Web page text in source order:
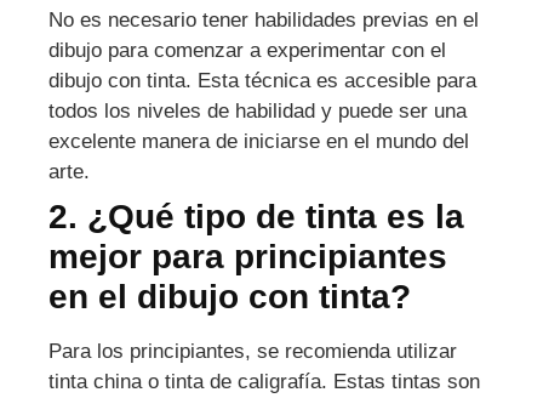
No es necesario tener habilidades previas en el
dibujo para comenzar a experimentar con el
dibujo con tinta. Esta técnica es accesible para
todos los niveles de habilidad y puede ser una
excelente manera de iniciarse en el mundo del
arte.
2. ¿Qué tipo de tinta es la
mejor para principiantes
en el dibujo con tinta?
Para los principiantes, se recomienda utilizar
tinta china o tinta de caligrafía. Estas tintas son